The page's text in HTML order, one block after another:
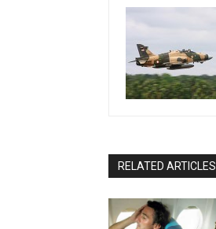
RELATED ARTICLES